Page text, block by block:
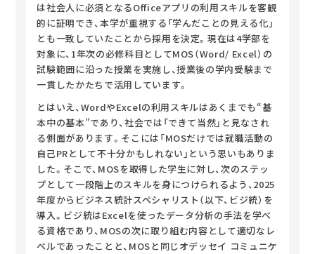
は社会人に必須となるOfficeアプリの利用スキルを客観
的に証明でき、本学が重視する「学んだことの見える化」
とも一致していたことから採用を決定。現在は4学部を
対象に、1年次の必修科目としてMOS（Word/ Excel）の
試験範囲に沿った授業を実施し、授業後の学内受験まで
一貫したかたちで活用しています。
とはいえ、WordやExcelの利用スキルはあくまでも“基
本中の基本”であり、社会では「できて当然」と見なされ
る側面があります。そこには「MOSだけでは就職活動の
自己PRとして不十分かもしれない」という思いもありま
した。そこで、MOSを取得した学生に対し、次のステッ
プとして一段階上のスキルを身につけられるよう、2025
年度からビジネス統計スペシャリスト（以下、ビジ統）を
導入。ビジ統はExcelを使ったデータ分析の手法を学べ
る資格であり、MOSの次に取り組む内容として適切なレ
ベルであったことと、MOSと同じオデッセイ コミュニケ